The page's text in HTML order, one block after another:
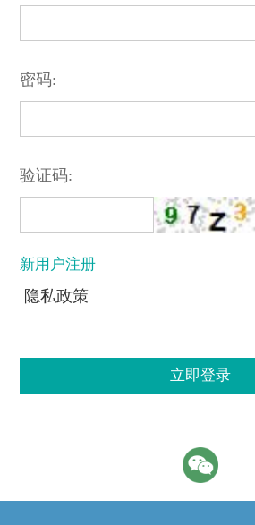
密码:
验证码:
新用户注册
隐私政策
立即登录